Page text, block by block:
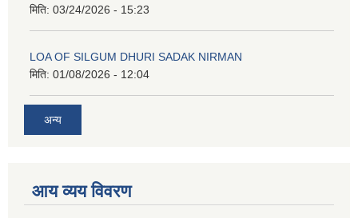
मिति: 03/24/2026 - 15:23
LOA OF SILGUM DHURI SADAK NIRMAN
मिति: 01/08/2026 - 12:04
अन्य
आय व्यय विवरण